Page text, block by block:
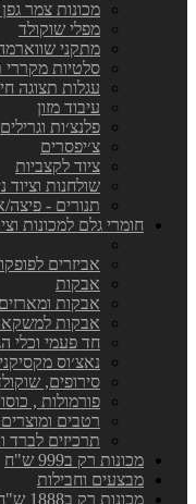
מכונות צמר
מפלי שוקולד
מתקני
סלטיות מקררי
עגלות תצוגה
עיבוד מזון
פלנצ׳ות וגרילים
צ׳יפסרים
ציוד לקצביות
שולחנות וציוד
תנורים - פיצה/
חומרי גלם למכונות
אביזרים
אבקות
אבקות ומארזים
אבקות
חד פעמי וכלי
נאצ׳וס מקסיקני
סירופים,
פורמולות ,
רטבים
תרכיזים לברד
מכונות רק ב999 ש"ח
מבצעים וחבילות
מכונות רק ב1888 ש"ח